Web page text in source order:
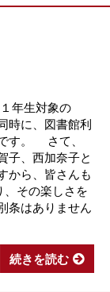
年生対象の
時に、図書館利
す。 さて、
子、西加奈子と
から、皆さんも
、その楽しさを
条はありません
続きを読む